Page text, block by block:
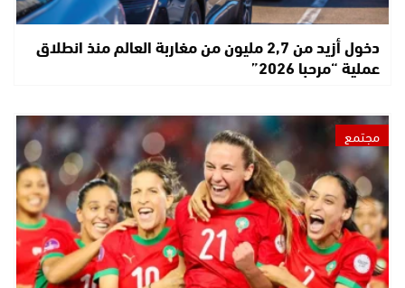
دخول أزيد من 2,7 مليون من مغاربة العالم منذ انطلاق
عملية “مرحبا 2026”
مجتمع